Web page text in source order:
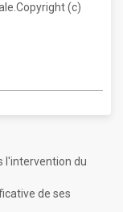
(c)
l'intervention du
de ses